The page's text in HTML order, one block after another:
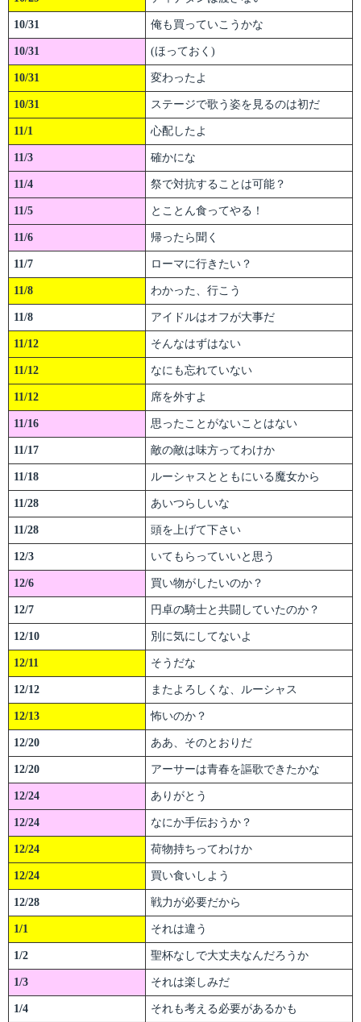
10/31 俺も買っていこうかな
10/31 (ほっておく)
10/31 変わったよ
10/31 ステージで歌う姿を見るのは初だ
11/1 心配したよ
11/3 確かにな
11/4 祭で対抗することは可能？
11/5 とことん食ってやる！
11/6 帰ったら聞く
11/7 ローマに行きたい？
11/8 わかった、行こう
11/8 アイドルはオフが大事だ
11/12 そんなはずはない
11/12 なにも忘れていない
11/12 席を外すよ
11/16 思ったことがないことはない
11/17 敵の敵は味方ってわけか
11/18 ルーシャスとともにいる魔女から
11/28 あいつらしいな
11/28 頭を上げて下さい
12/3 いてもらっていいと思う
12/6 買い物がしたいのか？
12/7 円卓の騎士と共闘していたのか？
12/10 別に気にしてないよ
12/11 そうだな
12/12 またよろしくな、ルーシャス
12/13 怖いのか？
12/20 ああ、そのとおりだ
12/20 アーサーは青春を謳歌できたかな
12/24 ありがとう
12/24 なにか手伝おうか？
12/24 荷物持ちってわけか
12/24 買い食いしよう
12/28 戦力が必要だから
1/1 それは違う
1/2 聖杯なしで大丈夫なんだろうか
1/3 それは楽しみだ
1/4 それも考える必要があるかも